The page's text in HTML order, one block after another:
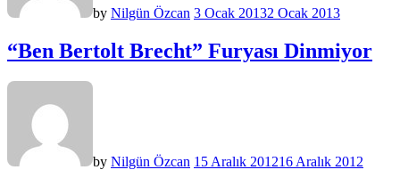
by Nilgün Özcan 3 Ocak 20132 Ocak 2013
“Ben Bertolt Brecht” Furyası Dinmiyor
by Nilgün Özcan 15 Aralık 201216 Aralık 2012